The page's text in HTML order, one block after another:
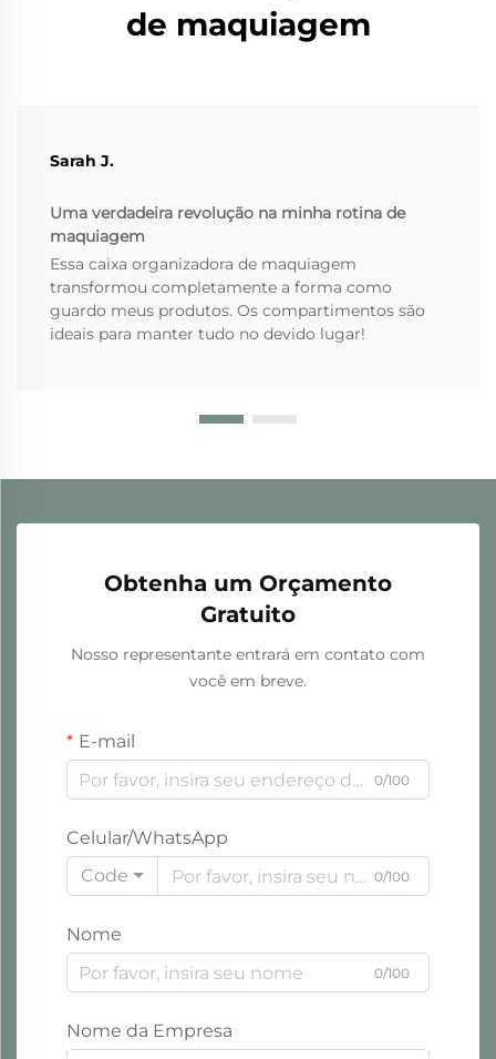
de maquiagem
Sarah J.
Uma verdadeira revolução na minha rotina de
maquiagem
Essa caixa organizadora de maquiagem
transformou completamente a forma como
guardo meus produtos. Os compartimentos são
ideais para manter tudo no devido lugar!
Obtenha um Orçamento
Gratuito
Nosso representante entrará em contato com
você em breve.
E-mail
0/100
Celular/WhatsApp
Code
0/100
Nome
0/100
Nome da Empresa